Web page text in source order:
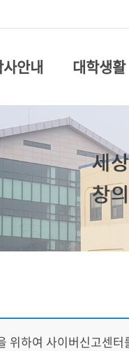
안내 대학생활
위하여 사이버신고센